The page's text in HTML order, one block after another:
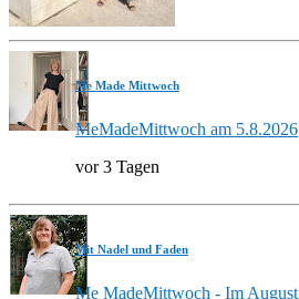
Me Made Mittwoch
MeMadeMittwoch am 5.8.2026
vor 3 Tagen
Mit Nadel und Faden
Me MadeMittwoch - Im August